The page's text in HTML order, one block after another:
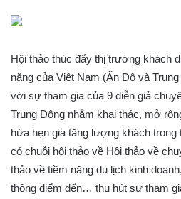
Hội thảo thúc đẩy thị trường khách
năng của Việt Nam (Ấn Độ và
với sự tham gia của 9 diễn giả
Trung Đông nhằm khai thác, mở
hứa hẹn gia tăng lượng khách
có chuỗi hội thảo về Hội thảo về
thảo về tiềm năng du lịch kinh
thông điểm đến… thu hút sự tham